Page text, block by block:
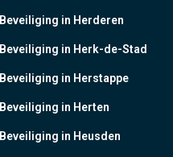
Beveiliging in Herderen
Beveiliging in Herk-de-Stad
Beveiliging in Herstappe
Beveiliging in Herten
Beveiliging in Heusden